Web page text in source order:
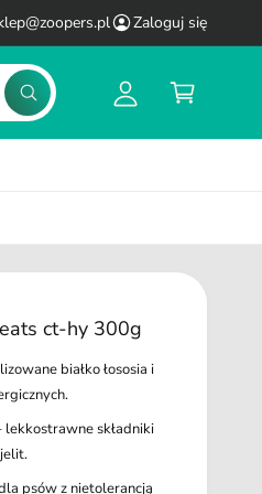
Zaloguj się
S
z
l
o
g
u
j
K
o
s
z
y
ct-hy 300g
białko łososia i
składniki
psów z nietolerancją